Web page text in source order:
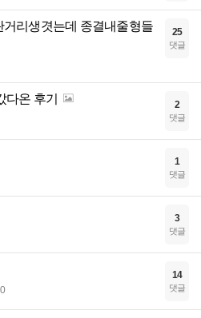
리생겻는데 종결내줄형들 25
댓글
다온 후기 2
댓글
1
댓글
3
댓글
14
댓글